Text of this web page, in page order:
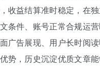
收益结算准时稳定，在
条件、账号正常合规运
广告展现、用户长时阅
势，历史沉淀优质文章